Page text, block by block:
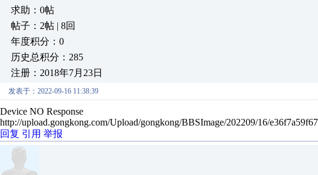
求助：0帖
帖子：2帖 | 8回
年度积分：0
历史总积分：285
注册：2018年7月23日
发表于：2022-09-16 11:38:39
Device NO Response
http://upload.gongkong.com/Upload/gongkong/BBSImage/202209/16/
回复 引用 举报